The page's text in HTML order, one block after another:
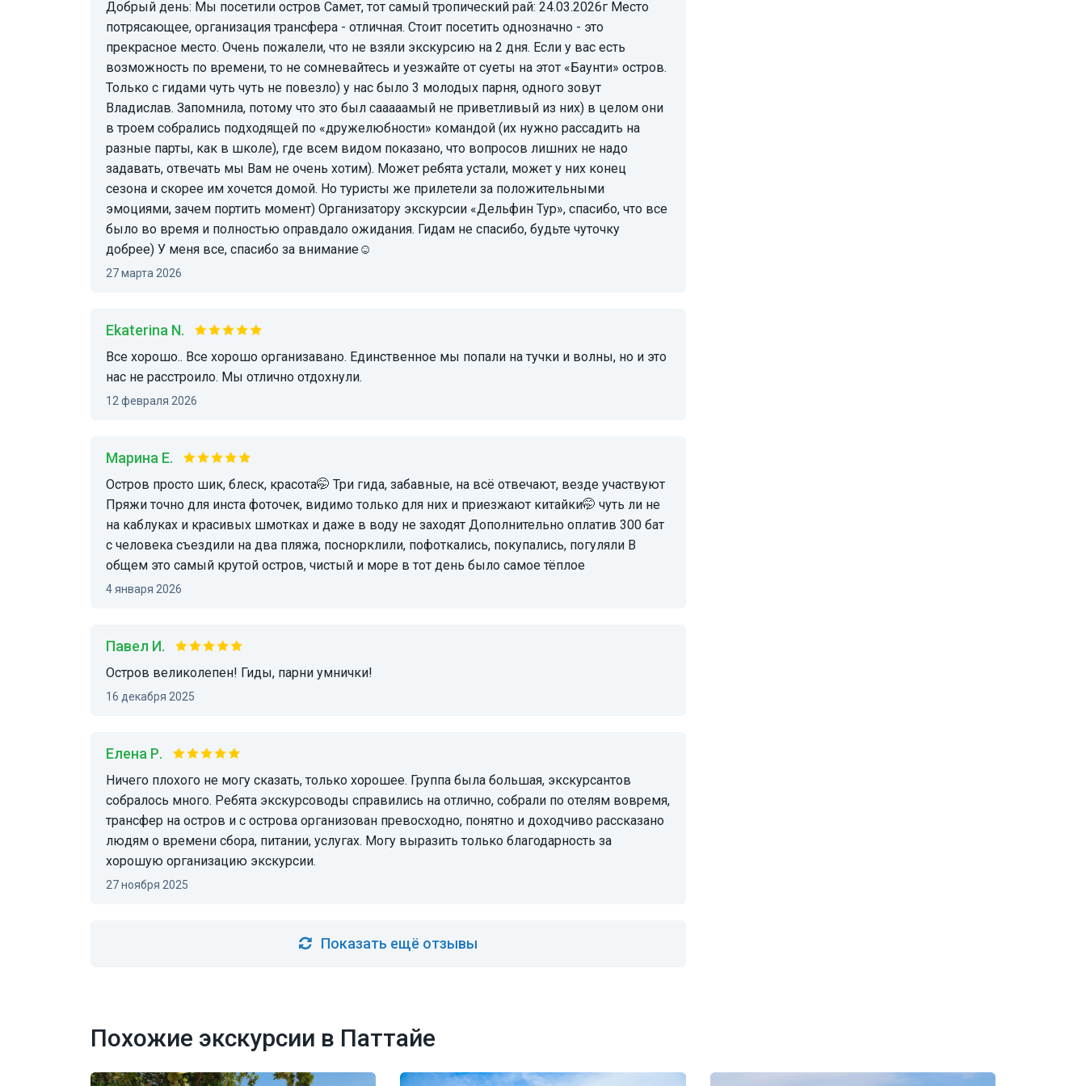
Добрый день: Мы посетили остров Самет, тот самый тропический рай: 24.03.2026г Место
потрясающее, организация трансфера - отличная. Стоит посетить однозначно - это
прекрасное место. Очень пожалели, что не взяли экскурсию на 2 дня. Если у вас есть
возможность по времени, то не сомневайтесь и уезжайте от суеты на этот «Баунти» остров.
Только с гидами чуть чуть не повезло) у нас было 3 молодых парня, одного зовут
Владислав. Запомнила, потому что это был сааааамый не приветливый из них) в целом они
в троем собрались подходящей по «дружелюбности» командой (их нужно рассадить на
разные парты, как в школе), где всем видом показано, что вопросов лишних не надо
задавать, отвечать мы Вам не очень хотим). Может ребята устали, может у них конец
сезона и скорее им хочется домой. Но туристы же прилетели за положительными
эмоциями, зачем портить момент) Организатору экскурсии «Дельфин Тур», спасибо, что все
было во время и полностью оправдало ожидания. Гидам не спасибо, будьте чуточку
добрее) У меня все, спасибо за внимание☺️
27 марта 2026
Ekaterina N.
Все хорошо.. Все хорошо организавано. Единственное мы попали на тучки и волны, но и это
нас не расстроило. Мы отлично отдохнули.
12 февраля 2026
Марина Е.
Остров просто шик, блеск, красота🤭 Три гида, забавные, на всё отвечают, везде участвуют
Пряжи точно для инста фоточек, видимо только для них и приезжают китайки🤭 чуть ли не
на каблуках и красивых шмотках и даже в воду не заходят Дополнительно оплатив 300 бат
с человека съездили на два пляжа, поснорклили, пофоткались, покупались, погуляли В
общем это самый крутой остров, чистый и море в тот день было самое тёплое
4 января 2026
Павел И.
Остров великолепен! Гиды, парни умнички!
16 декабря 2025
Елена Р.
Ничего плохого не могу сказать, только хорошее. Группа была большая, экскурсантов
собралось много. Ребята экскурсоводы справились на отлично, собрали по отелям вовремя,
трансфер на остров и с острова организован превосходно, понятно и доходчиво рассказано
людям о времени сбора, питании, услугах. Могу выразить только благодарность за
хорошую организацию экскурсии.
27 ноября 2025
Показать ещё отзывы
Похожие экскурсии в Паттайе